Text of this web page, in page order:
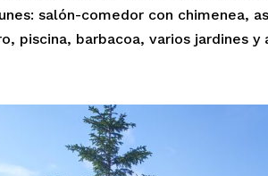
salón-comedor con chimenea,
piscina, barbacoa, varios jardines y